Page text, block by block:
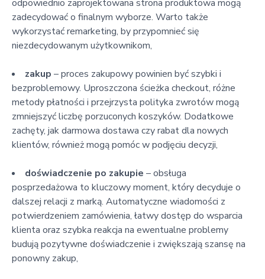
odpowiednio zaprojektowana strona produktowa mogą
zadecydować o finalnym wyborze. Warto także
wykorzystać remarketing, by przypomnieć się
niezdecydowanym użytkownikom,
zakup – proces zakupowy powinien być szybki i
bezproblemowy. Uproszczona ścieżka checkout, różne
metody płatności i przejrzysta polityka zwrotów mogą
zmniejszyć liczbę porzuconych koszyków. Dodatkowe
zachęty, jak darmowa dostawa czy rabat dla nowych
klientów, również mogą pomóc w podjęciu decyzji,
doświadczenie po zakupie – obsługa
posprzedażowa to kluczowy moment, który decyduje o
dalszej relacji z marką. Automatyczne wiadomości z
potwierdzeniem zamówienia, łatwy dostęp do wsparcia
klienta oraz szybka reakcja na ewentualne problemy
budują pozytywne doświadczenie i zwiększają szansę na
ponowny zakup,